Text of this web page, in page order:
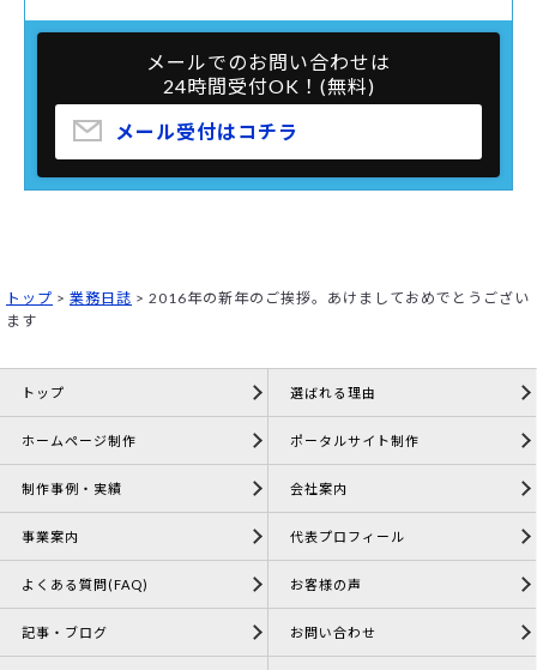
メールでのお問い合わせは
24時間受付OK！(無料)
メール受付はコチラ
トップ > 業務日誌 > 2016年の新年のご挨拶。あけましておめでとうござい
ます
トップ 選ばれる理由
ホームページ制作 ポータルサイト制作
制作事例・実績 会社案内
事業案内 代表プロフィール
よくある質問(FAQ) お客様の声
記事・ブログ お問い合わせ